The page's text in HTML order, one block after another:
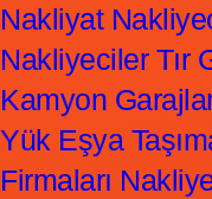
Nakliyat
Nakliyeciler Tır
Kamyon
Yük Eşya
Firmaları